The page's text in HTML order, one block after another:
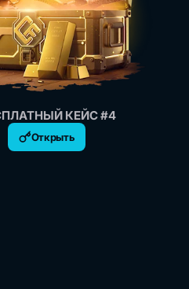
КЕЙС #4
Открыть